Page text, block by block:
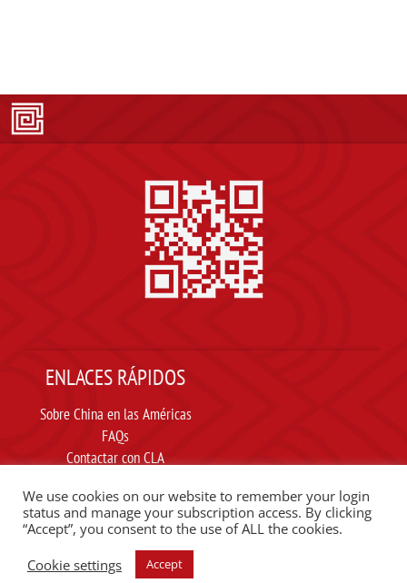
ENLACES RÁPIDOS
Sobre China en las Américas
FAQs
Contactar con CLA
Carta ética
SIGUE A CLA EN REDES SOCIALES
We use cookies on our website to remember your login
status and manage your subscription access. By clicking
“Accept”, you consent to the use of ALL the cookies.
Cookie settings
Accept